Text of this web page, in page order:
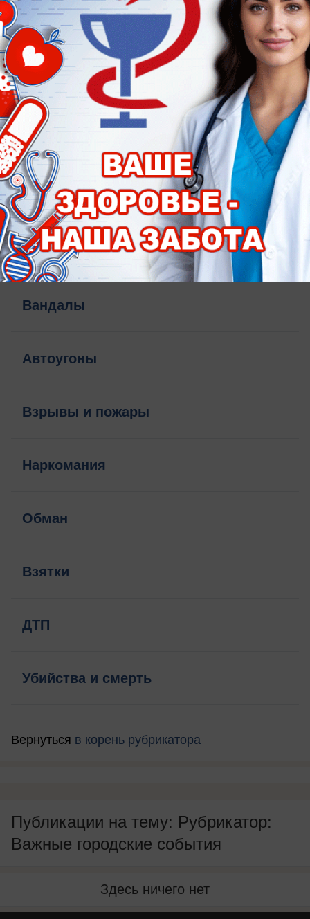
Назначения
Таганрог в кино
Браконьеры
Змеи в Таганроге
Комары в Таганроге
Вандалы
Автоугоны
Взрывы и пожары
Наркомания
Обман
Взятки
ДТП
Убийства и смерть
Вернуться в корень рубрикатора
Публикации на тему: Рубрикатор:
Важные городские события
Здесь ничего нет